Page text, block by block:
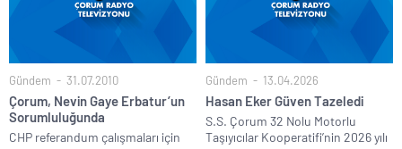
Gündem 31.07.2010
Çorum, Nevin Gaye Erbatur’un
Sorumluluğunda
CHP referandum çalışmaları için
Gündem 13.04.2026
Hasan Eker Güven Tazeledi
S.S. Çorum 32 Nolu Motorlu
Taşıyıcılar Kooperatifi’nin 2026 yılı